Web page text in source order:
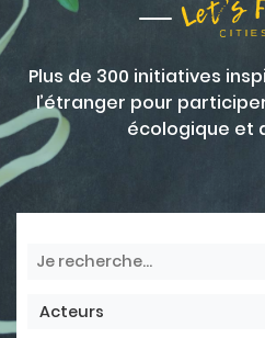
Plus de 300 initiatives
l’étranger pour
écologique et
Acteurs